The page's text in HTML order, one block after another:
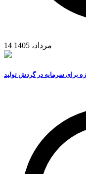
14 مرداد، 1405